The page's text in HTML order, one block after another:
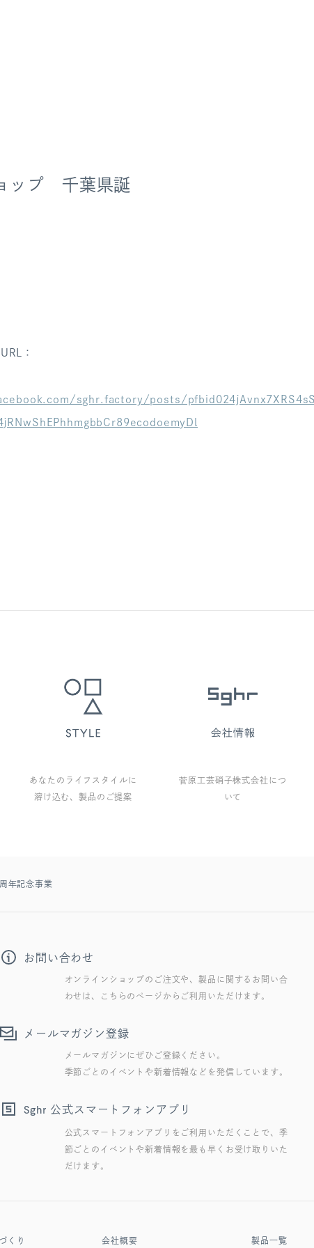
ップ 千葉県誕
：
sghr.factory/posts/
あなたのライフスタイルに
溶け込む、製品のご提案
菅原工芸硝子株式会社につ
いて
年記念事業
お問い合わせ
オンラインショップのご注文や、製品に関するお問い合
わせは、こちらのページからご利用いただけます。
メールマガジン登録
メールマガジンにぜひご登録ください。
季節ごとのイベントや新着情報などを発信しています。
Sghr 公式スマートフォンアプリ
公式スマートフォンアプリをご利用いただくことで、季
節ごとのイベントや新着情報を最も早くお受け取りいた
だけます。
くり 会社概要 製品一覧